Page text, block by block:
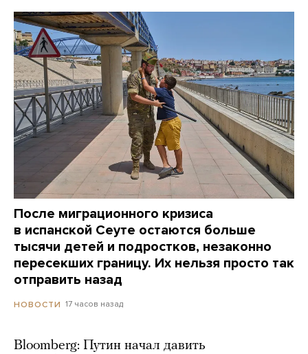
После миграционного кризиса
в испанской Сеуте остаются больше
тысячи детей и подростков, незаконно
пересекших границу. Их нельзя просто так
отправить назад
НОВОСТИ 17 часов назад
Bloomberg: Путин начал давить